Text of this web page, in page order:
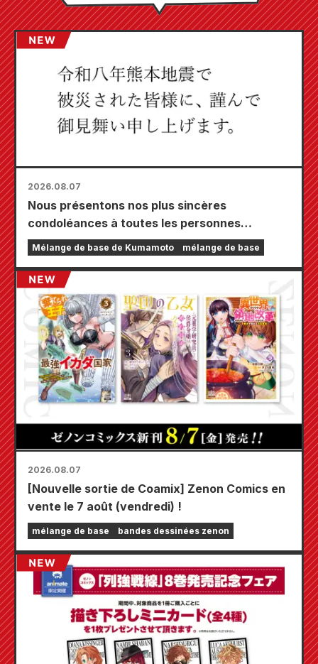
2026.08.07
Nous présentons nos plus sincères
condoléances à toutes les personnes
touchées par le tremblement de terre de
Kumamoto de 2026.
Mélange de base de Kumamoto mélange de base
2026.08.07
[Nouvelle sortie de Coamix] Zenon Comics en
vente le 7 août (vendredi) !
mélange de base bandes dessinées zenon